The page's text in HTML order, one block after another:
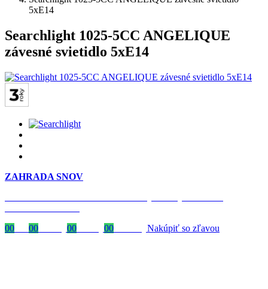
5xE14
Searchlight 1025-5CC ANGELIQUE
závesné svietidlo 5xE14
ZAHRADA SNOV
00
00 00 00 Nakúpiť so zľavou